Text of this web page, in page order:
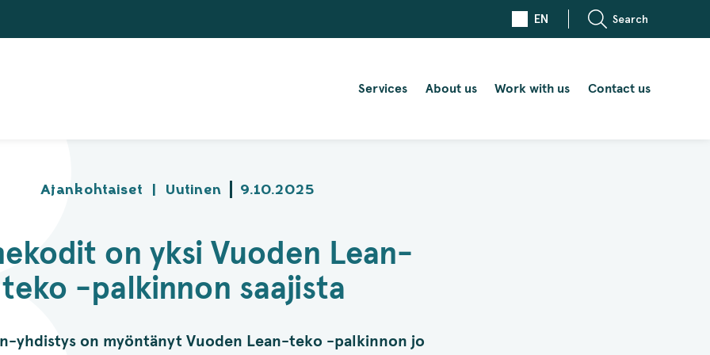
EN Search
Services About us Work with us Contact us
Ajankohtaiset | Uutinen 9.10.2025
on yksi Vuoden Lean-
teko -palkinnon saajista
yhdistys on myöntänyt Vuoden Lean-teko -palkinnon jo